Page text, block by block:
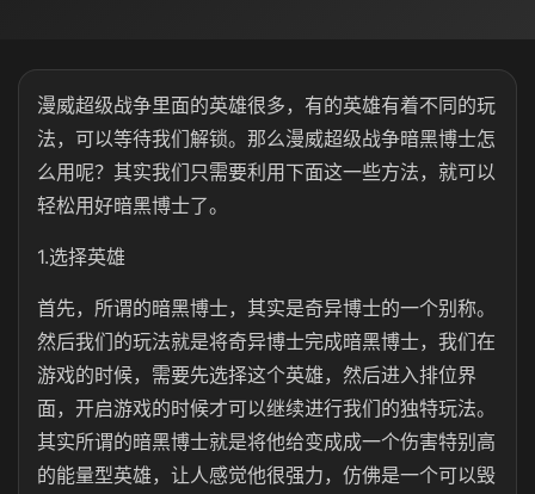
漫威超级战争里面的英雄很多，有的英雄有着不同的玩
法，可以等待我们解锁。那么漫威超级战争暗黑博士怎
么用呢？其实我们只需要利用下面这一些方法，就可以
轻松用好暗黑博士了。
1.选择英雄
首先，所谓的暗黑博士，其实是奇异博士的一个别称。
然后我们的玩法就是将奇异博士完成暗黑博士，我们在
游戏的时候，需要先选择这个英雄，然后进入排位界
面，开启游戏的时候才可以继续进行我们的独特玩法。
其实所谓的暗黑博士就是将他给变成成一个伤害特别高
的能量型英雄，让人感觉他很强力，仿佛是一个可以毁